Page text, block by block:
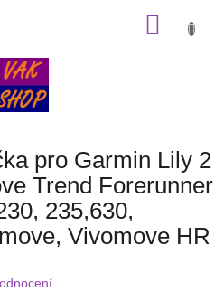
pro Garmin Lily 2
Trend Forerunner
235,630,
Vivomove HR